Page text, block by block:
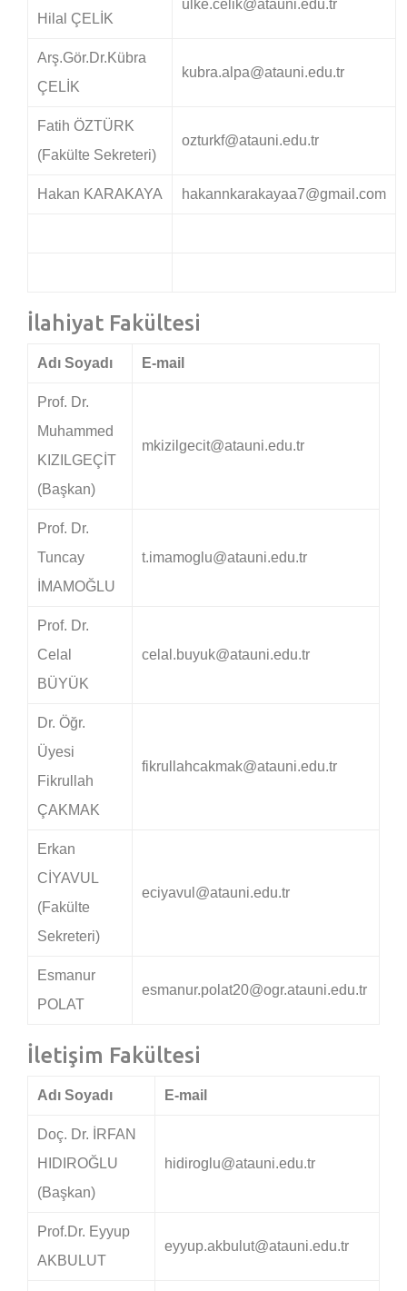
Hilal ÇELİK
ulke.celik@atauni.edu.tr
Arş.Gör.Dr.Kübra
ÇELİK
kubra.alpa@atauni.edu.tr
Fatih ÖZTÜRK
(Fakülte Sekreteri)
ozturkf@atauni.edu.tr
Hakan KARAKAYA hakannkarakayaa7@gmail.com
İlahiyat Fakültesi
Adı Soyadı E-mail
Prof. Dr.
Muhammed
KIZILGEÇİT
(Başkan)
mkizilgecit@atauni.edu.tr
Prof. Dr.
Tuncay
İMAMOĞLU
t.imamoglu@atauni.edu.tr
Prof. Dr.
Celal
BÜYÜK
celal.buyuk@atauni.edu.tr
Dr. Öğr.
Üyesi
Fikrullah
ÇAKMAK
fikrullahcakmak@atauni.edu.tr
Erkan
CİYAVUL
(Fakülte
Sekreteri)
eciyavul@atauni.edu.tr
Esmanur
POLAT
esmanur.polat20@ogr.atauni.edu.tr
İletişim Fakültesi
Adı Soyadı E-mail
Doç. Dr. İRFAN
HIDIROĞLU
(Başkan)
hidiroglu@atauni.edu.tr
Prof.Dr. Eyyup
AKBULUT
eyyup.akbulut@atauni.edu.tr